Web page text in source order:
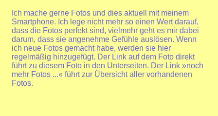
Ich mache gerne Fotos und dies aktuell mit meinem
Smartphone. Ich lege nicht mehr so einen Wert darauf,
dass die Fotos perfekt sind, vielmehr geht es mir dabei
darum, dass sie angenehme Gefühle auslösen. Wenn
ich neue Fotos gemacht habe, werden sie hier
regelmäßig hinzugefügt. Der Link auf dem Foto direkt
führt zu diesem Foto in den Unterseiten. Der Link »noch
mehr Fotos ...« führt zur Übersicht aller vorhandenen
Fotos.